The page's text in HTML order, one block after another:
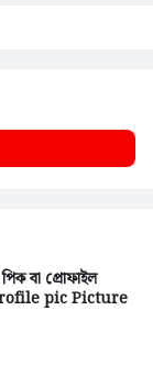
বা প্রোফাইল
pic Picture